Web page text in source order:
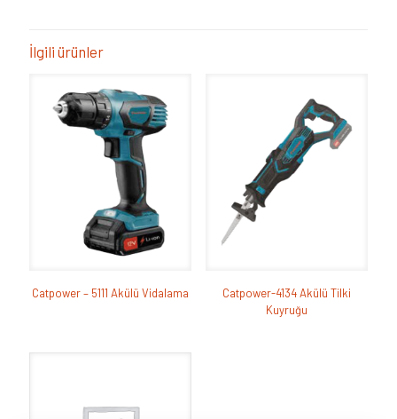
İlgili ürünler
Catpower – 5111 Akülü Vidalama
Catpower-4134 Akülü Tilki
Kuyruğu